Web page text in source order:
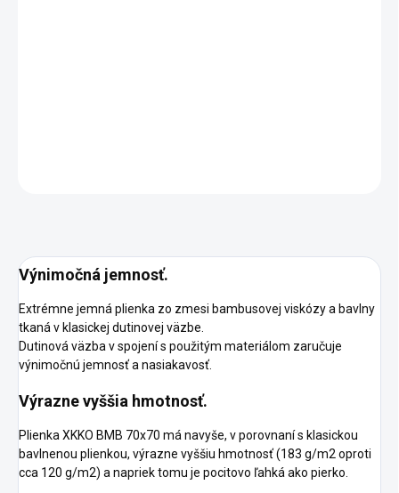
Výnimočná jemnosť.
Extrémne jemná plienka zo zmesi bambusovej viskózy a bavlny
tkaná v klasickej dutinovej väzbe.
Dutinová väzba v spojení s použitým materiálom zaručuje
výnimočnú jemnosť a nasiakavosť.
Výrazne vyššia hmotnosť.
Plienka XKKO BMB 70x70 má navyše, v porovnaní s klasickou
bavlnenou plienkou, výrazne vyššiu hmotnosť (183 g/m2 oproti
cca 120 g/m2) a napriek tomu je pocitovo ľahká ako pierko.